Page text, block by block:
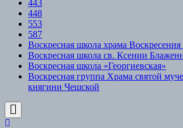
443
448
553
587
Воскресная школа храма
Воскресная школа св. Ксении
Воскресная школа «Георгиевская»
Воскресная группа Храма святой
княгини Чешской
to